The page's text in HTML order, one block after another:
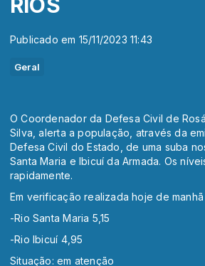
Publicado em 15/11/2023 11:43
Geral
O Coordenador da Defesa Civil de
Silva, alerta a população, através da
Defesa Civil do Estado, de uma suba
Santa Maria e Ibicuí da Armada. Os
rapidamente.
Em verificação realizada hoje de
-Rio Santa Maria 5,15
-Rio Ibicuí 4,95
Situação: em atenção